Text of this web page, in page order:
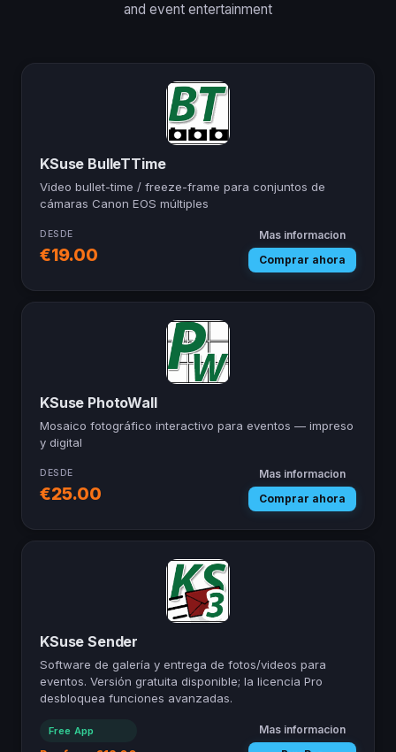
and event entertainment
KSuse BulleTTime
Video bullet-time / freeze-frame para conjuntos de
cámaras Canon EOS múltiples
DESDE
€19.00
Mas informacion
— KSuse
Comprar ahora
KSuse PhotoWall
Mosaico fotográfico interactivo para eventos — impreso
y digital
DESDE
€25.00
Mas informacion
— KSuse
Comprar ahora
KSuse Sender
Software de galería y entrega de fotos/videos para
eventos. Versión gratuita disponible; la licencia Pro
desbloquea funciones avanzadas.
Free App Mas informacion
— KSuse Sender